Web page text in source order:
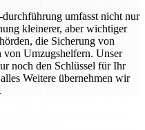
umfasst nicht nur
kleinerer, aber wichtiger
die Sicherung von
von Umzugshelfern. Unser
noch den Schlüssel für Ihr
Weitere übernehmen wir